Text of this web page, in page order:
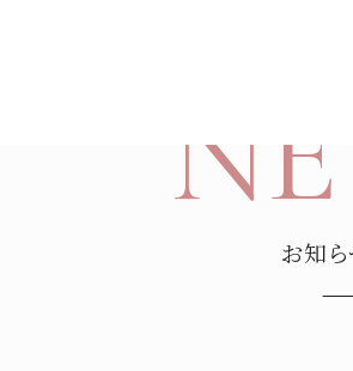
Skin Maria（スキ
メディカルダイエット
お知